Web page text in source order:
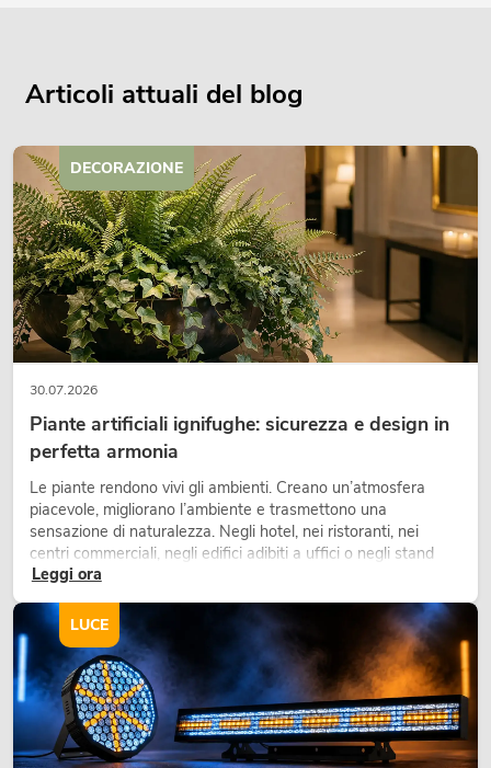
345,00€
No. 20000456Articolo non disponibile
PSSO PA Set PRO M MK2
Articoli attuali del blog
30.07.2026
Piante artificiali ignifughe: sicurezza e design in
perfetta armonia
Le piante rendono vivi gli ambienti. Creano un’atmosfera
piacevole, migliorano l’ambiente e trasmettono una
sensazione di naturalezza. Negli hotel, nei ristoranti, nei
centri commerciali, negli edifici adibiti a uffici o negli stand
fieristici, una vegetazione di alta qualità è ormai parte
Leggi ora
DECORAZIONE
LUCE